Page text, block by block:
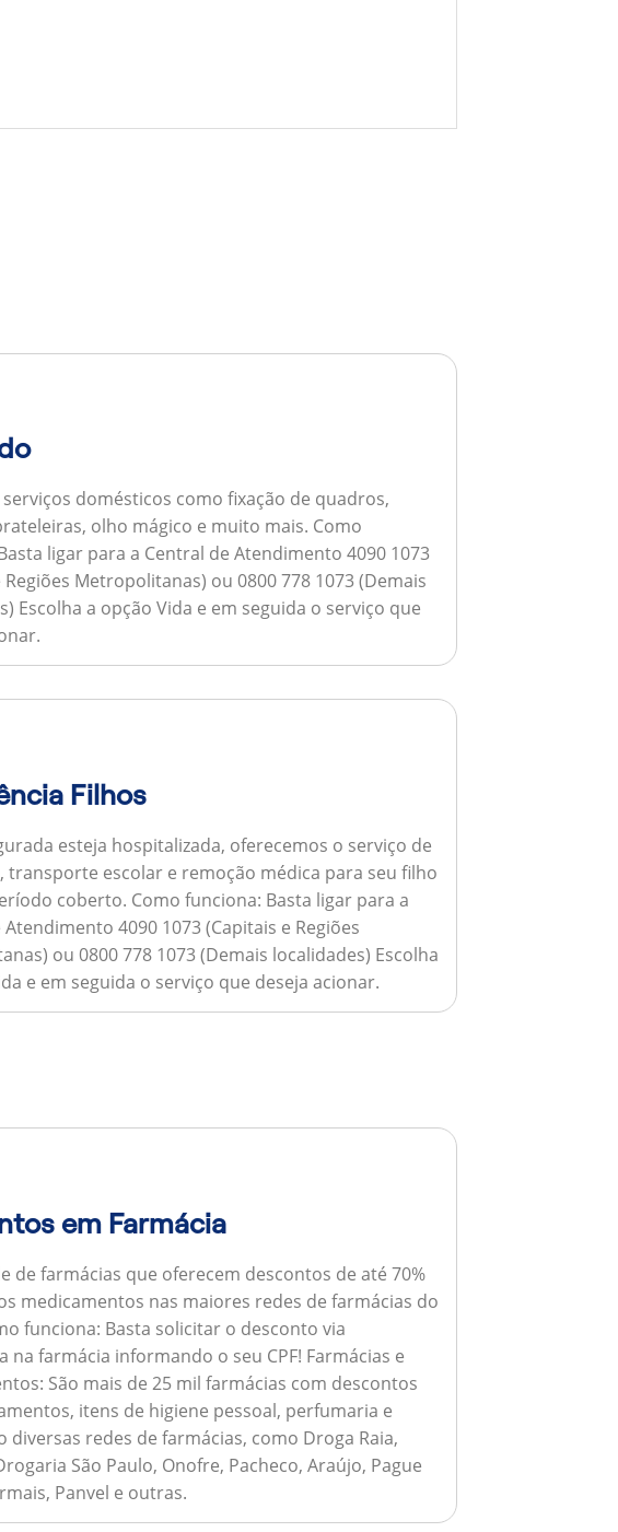
domésticos como fixação de quadros,
olho mágico e muito mais. Como
ligar para a Central de Atendimento 4090 1073
Regiões Metropolitanas) ou 0800 778 1073 (Demais
Escolha a opção Vida e em seguida o serviço que
Filhos
esteja hospitalizada, oferecemos o serviço de
transporte escolar e remoção médica para seu filho
coberto. Como funciona: Basta ligar para a
4090 1073 (Capitais e Regiões
ou 0800 778 1073 (Demais localidades) Escolha
e em seguida o serviço que deseja acionar.
em Farmácia
de farmácias que oferecem descontos de até 70%
medicamentos nas maiores redes de farmácias do
funciona: Basta solicitar o desconto via
na farmácia informando o seu CPF! Farmácias e
São mais de 25 mil farmácias com descontos
itens de higiene pessoal, perfumaria e
diversas redes de farmácias, como Droga Raia,
São Paulo, Onofre, Pacheco, Araújo, Pague
Panvel e outras.